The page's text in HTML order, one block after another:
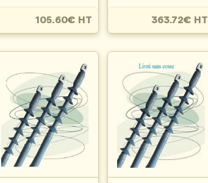
105.60€ HT 363.72€ HT